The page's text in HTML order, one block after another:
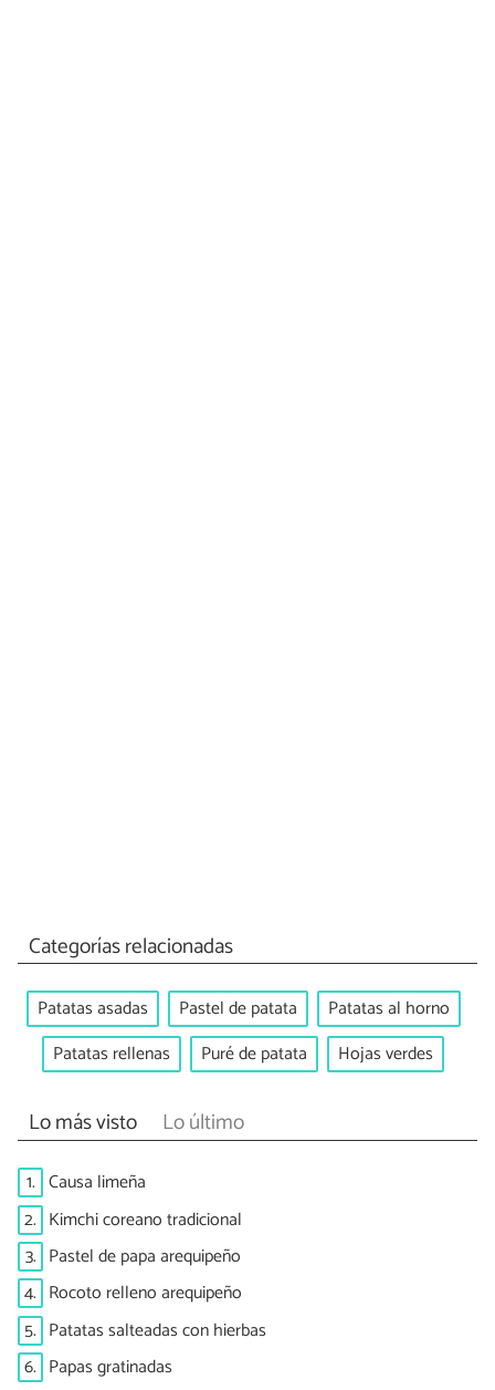
Categorías relacionadas
Patatas asadas Pastel de patata
Patatas al horno
Patatas rellenas
Puré de patata Hojas verdes
Lo más visto Lo último
1. Causa limeña
2. Kimchi coreano tradicional
3. Pastel de papa arequipeño
4. Rocoto relleno arequipeño
5. Patatas salteadas con hierbas
6. Papas gratinadas